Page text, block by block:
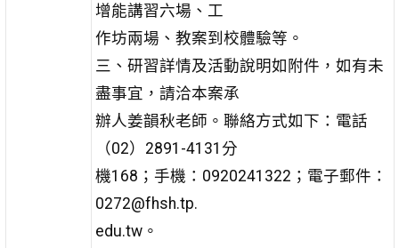
增能講習六場、工
作坊兩場、教案到校體驗等。
三、研習詳情及活動說明如附件，如有未
盡事宜，請洽本案承
辦人姜韻秋老師。聯絡方式如下：電話
（02）2891-4131分
機168；手機：0920241322；電子郵件：
0272@fhsh.tp.
edu.tw。